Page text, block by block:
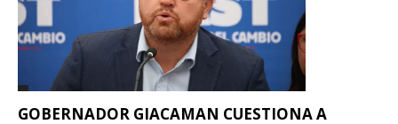
GOBERNADOR GIACAMAN CUESTIONA A